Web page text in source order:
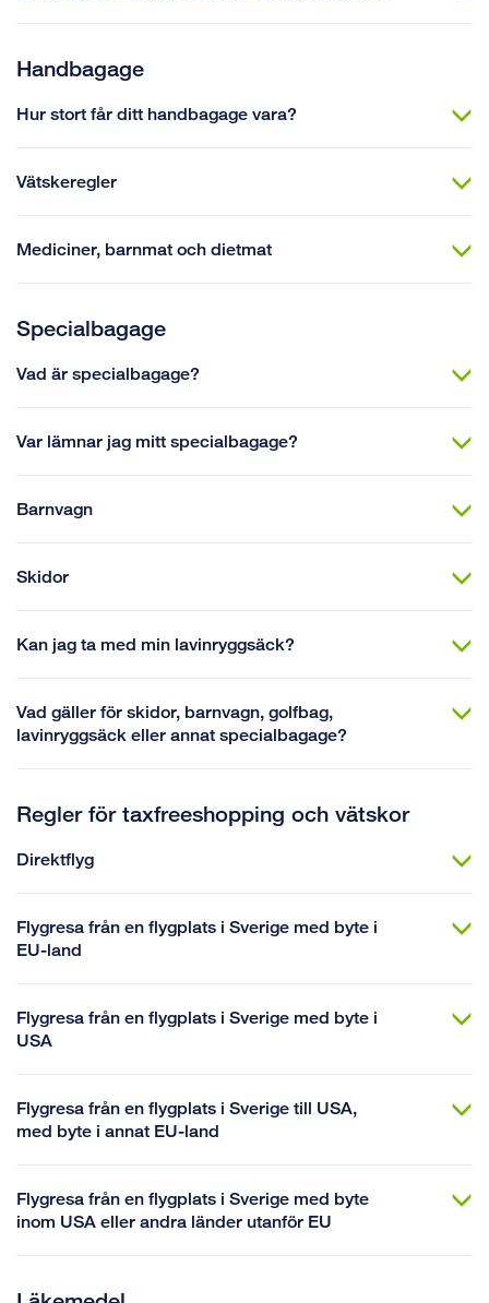
Handbagage
Hur stort får ditt handbagage vara?
Vätskeregler
Mediciner, barnmat och dietmat
Specialbagage
Vad är specialbagage?
Var lämnar jag mitt specialbagage?
Barnvagn
Skidor
Kan jag ta med min lavinryggsäck?
Vad gäller för skidor, barnvagn, golfbag,
lavinryggsäck eller annat specialbagage?
Regler för taxfreeshopping och vätskor
Direktflyg
Flygresa från en flygplats i Sverige med byte i
EU-land
Flygresa från en flygplats i Sverige med byte i
USA
Flygresa från en flygplats i Sverige till USA,
med byte i annat EU-land
Flygresa från en flygplats i Sverige med byte
inom USA eller andra länder utanför EU